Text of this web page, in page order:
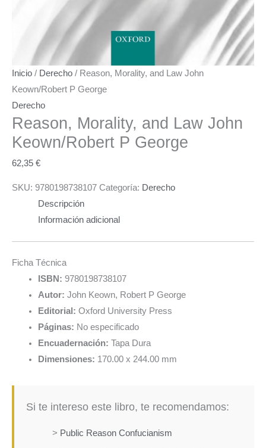
Inicio / Derecho / Reason, Morality, and Law John
Keown/Robert P George
Derecho
Reason, Morality, and Law John
Keown/Robert P George
62,35 €
SKU: 9780198738107 Categoría: Derecho
Descripción
Información adicional
Ficha Técnica
ISBN: 9780198738107
Autor: John Keown, Robert P George
Editorial: Oxford University Press
Páginas: No especificado
Encuadernación: Tapa Dura
Dimensiones: 170.00 x 244.00 mm
Si te intereso este libro, te recomendamos:
> Public Reason Confucianism